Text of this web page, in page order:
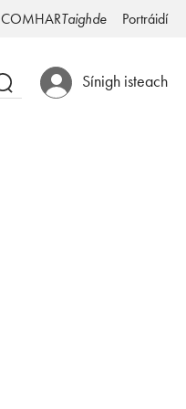
COMHARTaighde Portráidí
Sínigh isteach